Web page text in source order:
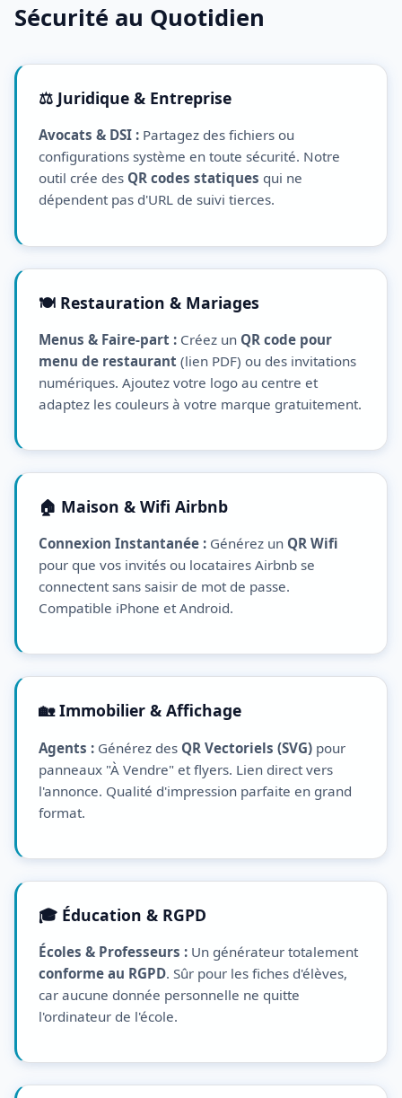
Sécurité au Quotidien
⚖️ Juridique & Entreprise
Avocats & DSI : Partagez des fichiers ou
configurations système en toute sécurité. Notre
outil crée des QR codes statiques qui ne
dépendent pas d'URL de suivi tierces.
🍽️ Restauration & Mariages
Menus & Faire-part : Créez un QR code pour
menu de restaurant (lien PDF) ou des invitations
numériques. Ajoutez votre logo au centre et
adaptez les couleurs à votre marque gratuitement.
🏠 Maison & Wifi Airbnb
Connexion Instantanée : Générez un QR Wifi
pour que vos invités ou locataires Airbnb se
connectent sans saisir de mot de passe.
Compatible iPhone et Android.
🏡 Immobilier & Affichage
Agents : Générez des QR Vectoriels (SVG) pour
panneaux "À Vendre" et flyers. Lien direct vers
l'annonce. Qualité d'impression parfaite en grand
format.
🎓 Éducation & RGPD
Écoles & Professeurs : Un générateur totalement
conforme au RGPD. Sûr pour les fiches d'élèves,
car aucune donnée personnelle ne quitte
l'ordinateur de l'école.